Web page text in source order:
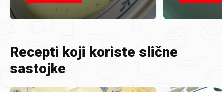
Recepti koji koriste slične
sastojke